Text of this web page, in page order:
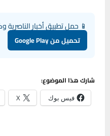
📱 حمل تطبيق أخبار الناصرية
تحميل من Google Play
شارك هذا الموضوع:
فيس بوك X